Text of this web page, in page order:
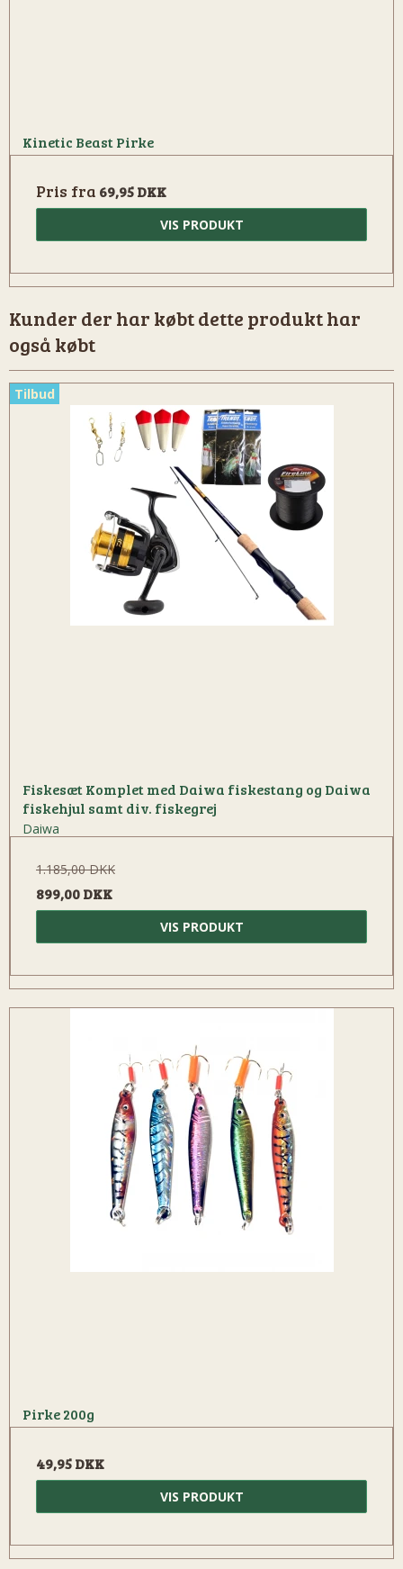
Kinetic Beast Pirke
Pris fra 69,95 DKK
VIS PRODUKT
Kunder der har købt dette produkt har
også købt
Tilbud
Fiskesæt Komplet med Daiwa fiskestang og Daiwa
fiskehjul samt div. fiskegrej
Daiwa
1.185,00 DKK
899,00 DKK
VIS PRODUKT
Pirke 200g
49,95 DKK
VIS PRODUKT